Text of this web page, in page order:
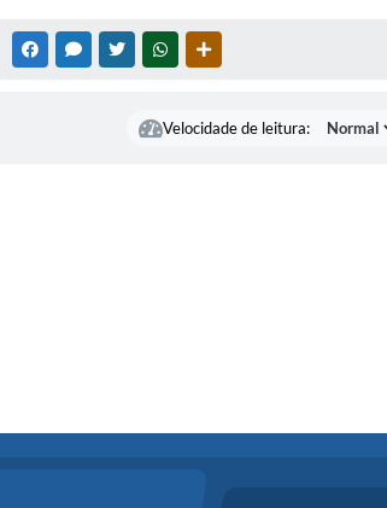
FACEBOOKMESSENGER
TWITTERWHATSAPP
Velocidade de leitura: